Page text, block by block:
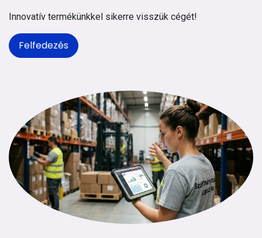
Innovatív termékünkkel sikerre visszük cégét!
Felfedezés